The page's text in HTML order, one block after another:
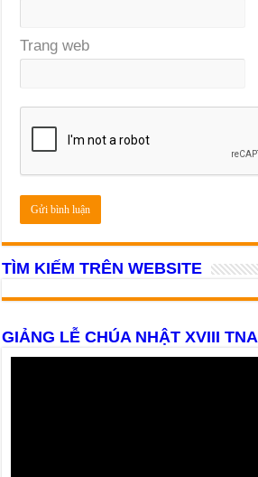
Trang web
TÌM KIẾM TRÊN WEBSITE
GIẢNG LỄ CHÚA NHẬT XVIII TNA